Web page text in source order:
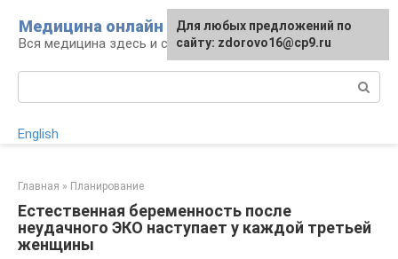
контенту
Медицина онлайн
Вся медицина здесь и сейчас
English
Главная » Планирование
Естественная беременность после
неудачного ЭКО наступает у каждой третьей
женщины
Для любых предложений по
сайту: zdorovo16@cp9.ru